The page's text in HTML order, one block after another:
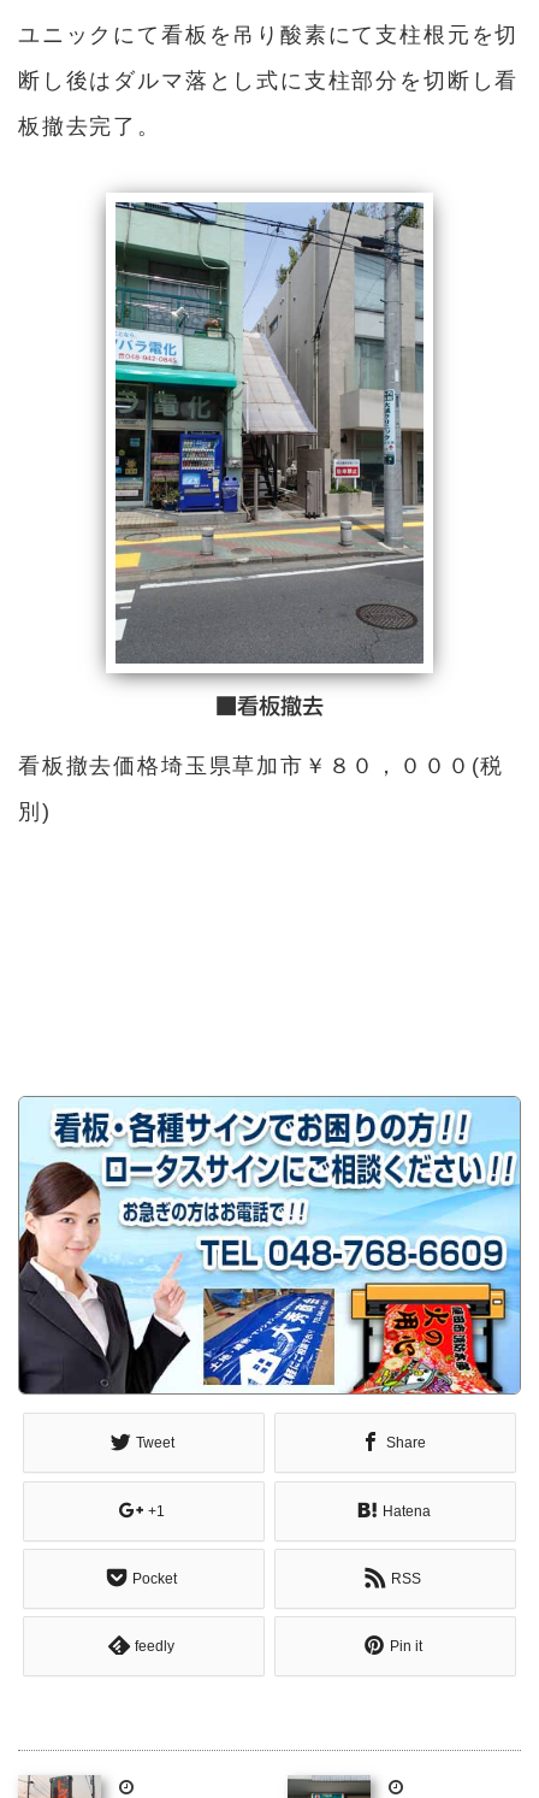
ユニックにて看板を吊り酸素にて支柱根元を切
断し後はダルマ落とし式に支柱部分を切断し看
板撤去完了。
■看板撤去
看板撤去価格埼玉県草加市￥８０，０００(税
別)
Tweet Share
+1 Hatena
Pocket RSS
feedly Pin it